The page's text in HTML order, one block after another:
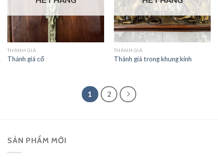
THÁNH GIÁ
Thánh giá cổ
THÁNH GIÁ
Thánh giá trong khung kính
1 2
SẢN PHẨM MỚI